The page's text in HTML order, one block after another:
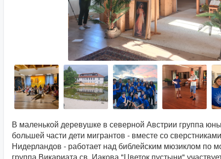
В маленькой деревушке в северной Австрии группа
большей части дети мигрантов - вместе со
Нидерландов - работает над библейским мюзиклом по